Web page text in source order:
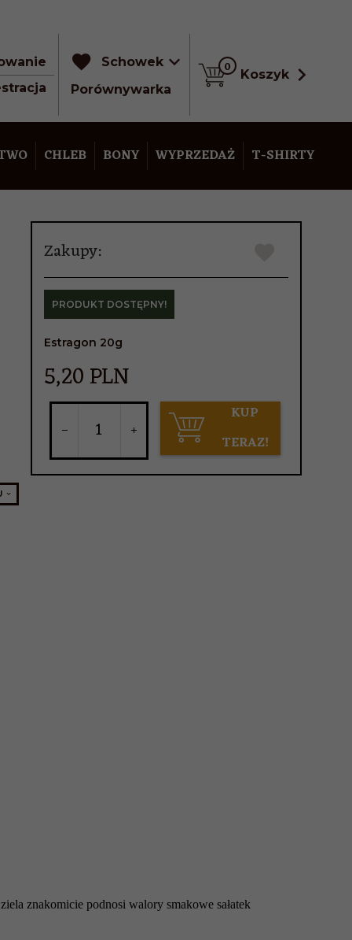
Schowek
Porównywarka
Koszyk
0
CHLEB BONY WYPRZEDAŻ T-SHIRTY
Zakupy:
Estragon 20g
PRODUKT DOSTĘPNY!
5,20PLN
KUP
TERAZ!
znakomicie podnosi walory smakowe sałatek